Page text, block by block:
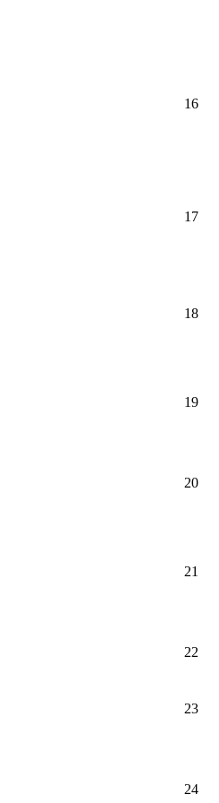
16
17
18
19
20
21
22
23
24